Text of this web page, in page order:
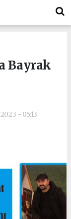
Bayrak
- 05:13